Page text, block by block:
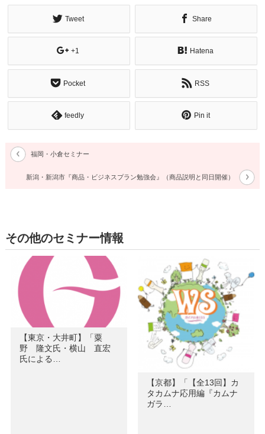
Tweet Share
+1 Hatena
Pocket RSS
feedly Pin it
福岡・小倉セミナー
新潟・新潟市『商品・ビジネスプラン勉強会』（商品説明と同日開催）
その他のセミナー情報
【東京・大井町】「粟
野 隆文氏・横山 直宏
氏による…
【京都】「【全13回】カ
タカムナ応用編『カムナ
ガラ…